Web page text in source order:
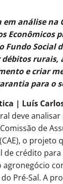
em análise na
Econômicos
Fundo Social
rurais,
e criar
para o
| Luís
deve
de
o projeto
de crédito
agronegócio
Pré-Sal. A